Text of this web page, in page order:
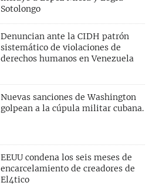
Sotolongo
Denuncian ante la CIDH patrón
sistemático de violaciones de
derechos humanos en Venezuela
Nuevas sanciones de Washington
golpean a la cúpula militar cubana.
EEUU condena los seis meses de
encarcelamiento de creadores de
El4tico